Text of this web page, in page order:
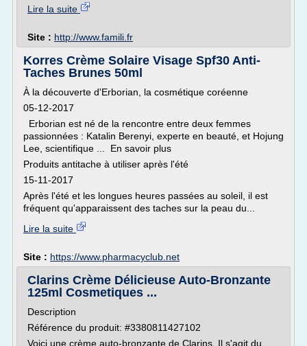
Lire la suite
Site : http://www.famili.fr
Korres Crème Solaire Visage Spf30 Anti-
Taches Brunes 50ml
À la découverte d'Erborian, la cosmétique coréenne
05-12-2017
Erborian est né de la rencontre entre deux femmes
passionnées : Katalin Berenyi, experte en beauté, et Hojung
Lee, scientifique ... En savoir plus
Produits antitache à utiliser après l'été
15-11-2017
Après l'été et les longues heures passées au soleil, il est
fréquent qu'apparaissent des taches sur la peau du...
Lire la suite
Site : https://www.pharmacyclub.net
Clarins Crème Délicieuse Auto-Bronzante
125ml Cosmetiques ...
Description
Référence du produit: #3380811427102
Voici une crème auto-bronzante de Clarins. Il s'agit du